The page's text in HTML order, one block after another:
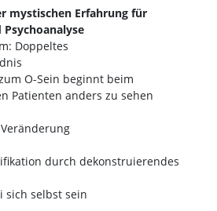
mystischen Erfahrung für
Doppeltes
O-Sein beginnt beim
Patienten anders zu sehen
durch dekonstruierendes
sich selbst sein